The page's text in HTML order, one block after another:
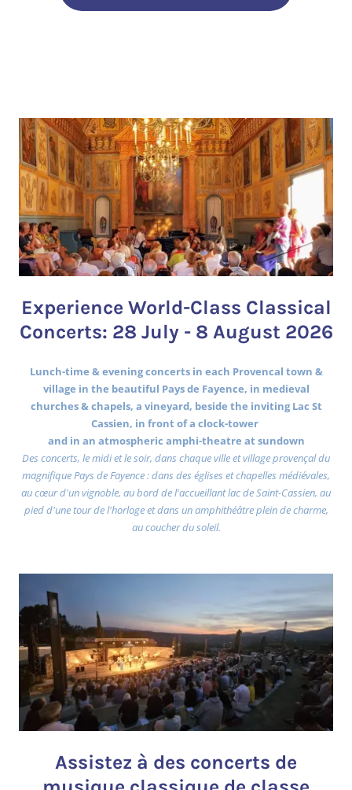
Experience World-Class Classical
Concerts: 28 July - 8 August 2026
Lunch-time & evening concerts in each Provencal town &
village in the beautiful Pays de Fayence, in medieval
churches & chapels, a vineyard, beside the inviting Lac St
Cassien, in front of a clock-tower
and in an atmospheric amphi-theatre at sundown
Des concerts, le midi et le soir, dans chaque ville et village provençal du
magnifique Pays de Fayence : dans des églises et chapelles médiévales,
au cœur d'un vignoble, au bord de l'accueillant lac de Saint-Cassien, au
pied d'une tour de l'horloge et dans un amphithéâtre plein de charme,
au coucher du soleil.
Assistez à des concerts de